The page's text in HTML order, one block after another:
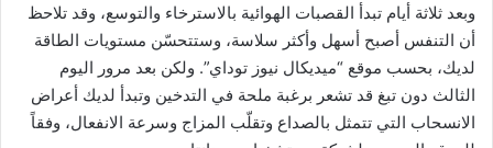
وبعد ثلاثة أيام تبدأ القصبات الهوائية بالاسترخاء والتوسع، وقد تلاحظ
أن التنفس أصبح أسهل وأكثر سلاسة، وستتحسّن مستويات الطاقة
لديك، بحسب موقع “ميديكال نيوز توداي”. ولكن بعد مرور اليوم
الثالث دون تبغ قد تشعر برغبة ملحة في التدخين وتبدأ لديك أعراض
الانسحاب التي تتمثل بالصداع وتقلّب المزاج وسرعة الانفعال، وفقاً